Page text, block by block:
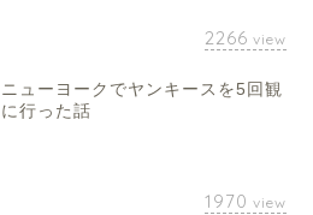
2266 view
ニューヨークでヤンキースを5回観
に行った話
1970 view